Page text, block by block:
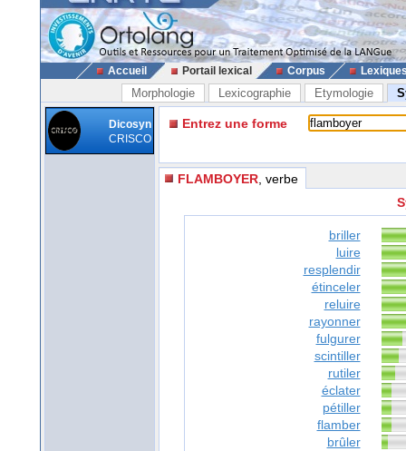
Accueil Portail lexical Corpus
Morphologie Lexicographie Etymologie
Dicosyn
CRISCO
Entrez une forme
FLAMBOYER , verbe
briller
luire
resplendir
étinceler
reluire
rayonner
fulgurer
scintiller
rutiler
éclater
pétiller
flamber
brûler